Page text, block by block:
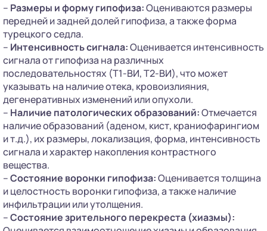
– Размеры и форму гипофиза:Оцениваются размеры
передней и задней долей гипофиза, а также форма
турецкого седла.
– Интенсивность сигнала:Оценивается интенсивность
сигнала от гипофиза на различных
последовательностях (Т1-ВИ, Т2-ВИ), что может
указывать на наличие отека, кровоизлияния,
дегенеративных изменений или опухоли.
– Наличие патологических образований:Отмечается
наличие образований (аденом, кист, краниофарингиом
и т.д.), их размеры, локализация, форма, интенсивность
сигнала и характер накопления контрастного
вещества.
–Состояние воронки гипофиза:Оценивается толщина
и целостность воронки гипофиза, а также наличие
инфильтрации или утолщения.
–Состояние зрительного перекреста (хиазмы):